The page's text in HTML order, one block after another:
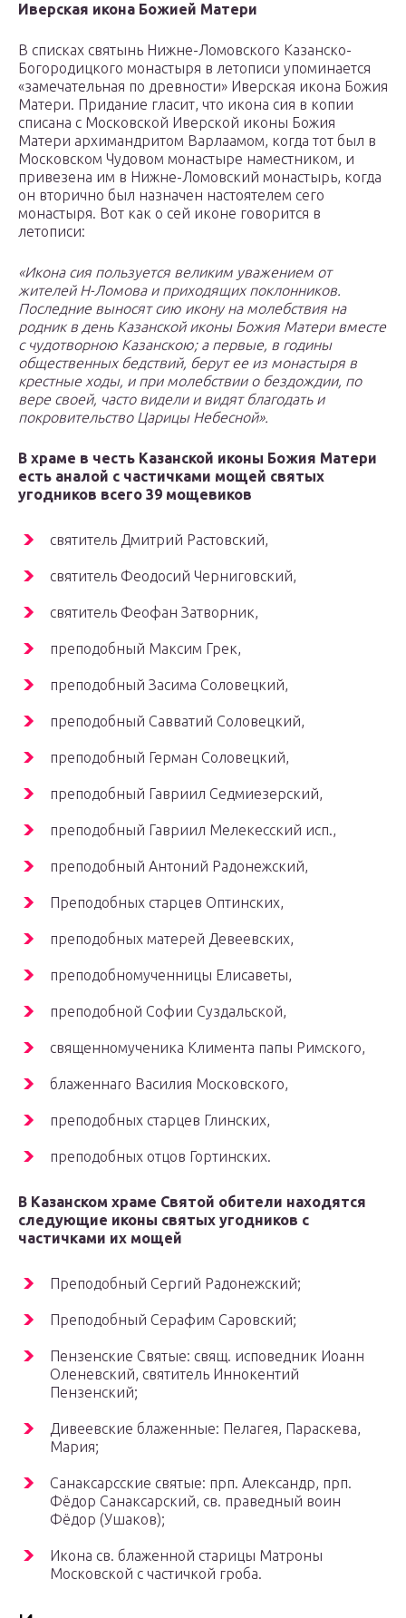
Иверская икона Божией Матери
В списках святынь Нижне-Ломовского Казанско-
Богородицкого монастыря в летописи упоминается
«замечательная по древности» Иверская икона Божия
Матери. Придание гласит, что икона сия в копии
списана с Московской Иверской иконы Божия
Матери архимандритом Варлаамом, когда тот был в
Московском Чудовом монастыре наместником, и
привезена им в Нижне-Ломовский монастырь, когда
он вторично был назначен настоятелем сего
монастыря. Вот как о сей иконе говорится в
летописи:
«Икона сия пользуется великим уважением от
жителей Н-Ломова и приходящих поклонников.
Последние выносят сию икону на молебствия на
родник в день Казанской иконы Божия Матери вместе
с чудотворною Казанскою; а первые, в годины
общественных бедствий, берут ее из монастыря в
крестные ходы, и при молебствии о бездождии, по
вере своей, часто видели и видят благодать и
покровительство Царицы Небесной».
В храме в честь Казанской иконы Божия Матери
есть аналой с частичками мощей святых
угодников всего 39 мощевиков
святитель Дмитрий Растовский,
святитель Феодосий Черниговский,
святитель Феофан Затворник,
преподобный Максим Грек,
преподобный Засима Соловецкий,
преподобный Савватий Соловецкий,
преподобный Герман Соловецкий,
преподобный Гавриил Седмиезерский,
преподобный Гавриил Мелекесский исп.,
преподобный Антоний Радонежский,
Преподобных старцев Оптинских,
преподобных матерей Девеевских,
преподобномученницы Елисаветы,
преподобной Софии Суздальской,
священномученика Климента папы Римского,
блаженнаго Василия Московского,
преподобных старцев Глинских,
преподобных отцов Гортинских.
В Казанском храме Святой обители находятся
следующие иконы святых угодников с
частичками их мощей
Преподобный Сергий Радонежский;
Преподобный Серафим Саровский;
Пензенские Святые: свящ. исповедник Иоанн
Оленевский, святитель Иннокентий
Пензенский;
Дивеевские блаженные: Пелагея, Параскева,
Мария;
Санаксарсские святые: прп. Александр, прп.
Фёдор Санаксарский, св. праведный воин
Фёдор (Ушаков);
Икона св. блаженной старицы Матроны
Московской с частичкой гроба.